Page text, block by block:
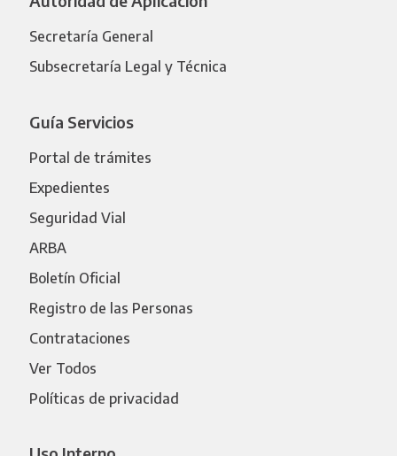
Secretaría General
Subsecretaría Legal y Técnica
Guía Servicios
Portal de trámites
Expedientes
Seguridad Vial
ARBA
Boletín Oficial
Registro de las Personas
Contrataciones
Ver Todos
Políticas de privacidad